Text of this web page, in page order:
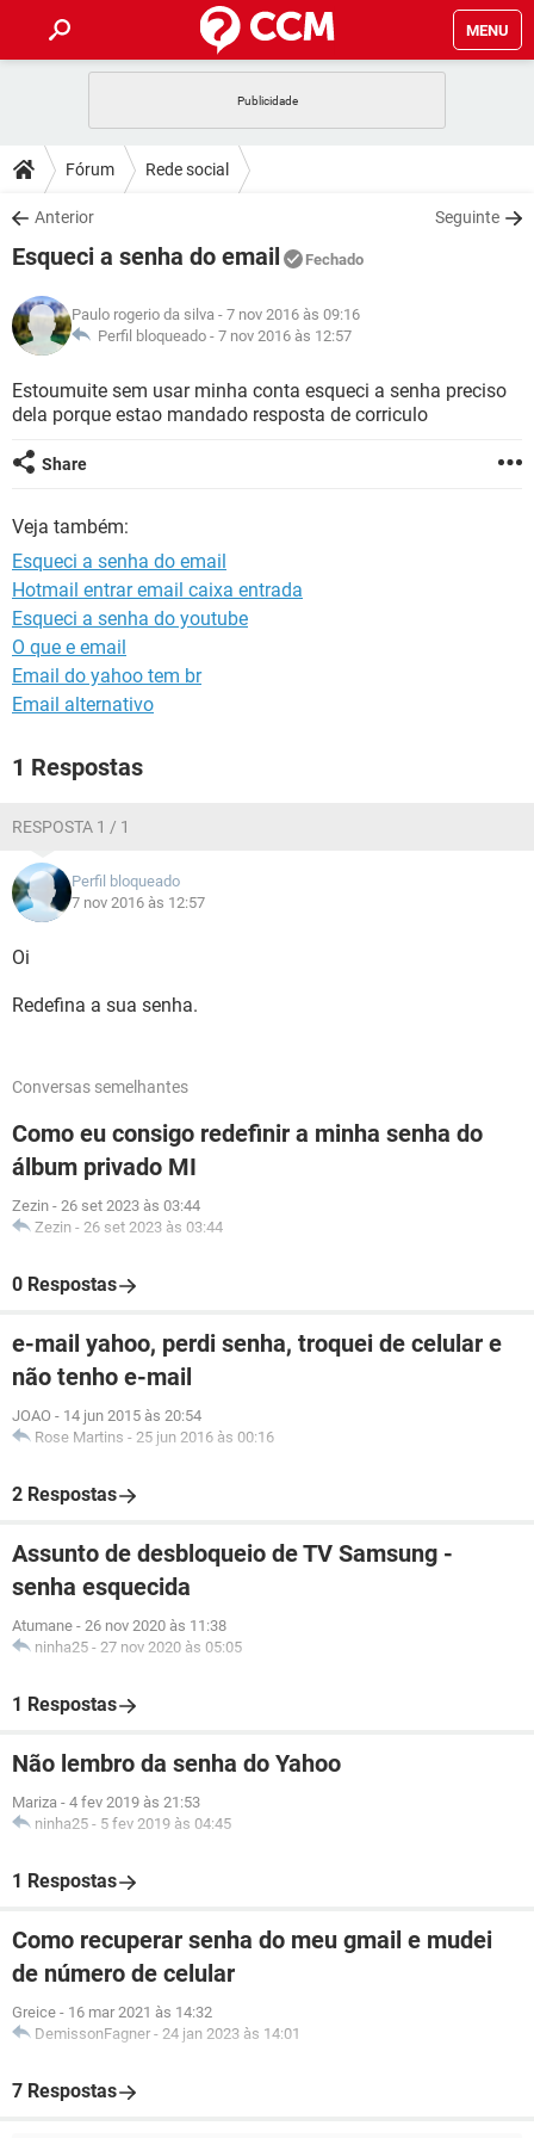
MENU
CELULAR
OUTLOOK
INSTAGRAM GMAIL
GUIA DE COMPRAS
DICAS
JOGOS
INSTAGRAM GMAIL
GUIA DE COMPRAS
DOWNLOADS
JOGOS WHATSAPP
CELULAR
OUTLOOK EXCEL
INSTAGRAM
GUIA DE COMPRAS
FÓRUM
JOGOS WHATSAPP
CELULAR
OUTLOOK EXCEL
GLOSSÁRIO
CELULAR FACEBOOK
OUTLOOK
GUIA DE COMPRAS
Fórum Rede social
Anterior Seguinte
Esqueci a senha do email Fechado
Paulo rogerio da silva - 7 nov 2016 às 09:16
Perfil bloqueado - 7 nov 2016 às 12:57
Estoumuite sem usar minha conta esqueci a senha preciso
dela porque estao mandado resposta de corriculo
Share
Veja também:
Esqueci a senha do email
Hotmail entrar email caixa entrada
Esqueci a senha do youtube
O que e email
Email do yahoo tem br
Email alternativo
1 Respostas
RESPOSTA 1 / 1
Perfil bloqueado
7 nov 2016 às 12:57
Oi
Redefina a sua senha.
Conversas semelhantes
Como eu consigo redefinir a minha senha do
álbum privado MI
Zezin - 26 set 2023 às 03:44
Zezin - 26 set 2023 às 03:44
0 Respostas
e-mail yahoo, perdi senha, troquei de celular e
não tenho e-mail
JOAO - 14 jun 2015 às 20:54
Rose Martins - 25 jun 2016 às 00:16
2 Respostas
Assunto de desbloqueio de TV Samsung -
senha esquecida
Atumane - 26 nov 2020 às 11:38
ninha25 - 27 nov 2020 às 05:05
1 Respostas
Não lembro da senha do Yahoo
Mariza - 4 fev 2019 às 21:53
ninha25 - 5 fev 2019 às 04:45
1 Respostas
Como recuperar senha do meu gmail e mudei
de número de celular
Greice - 16 mar 2021 às 14:32
DemissonFagner - 24 jan 2023 às 14:01
7 Respostas